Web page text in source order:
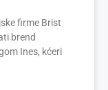
firme Brist
brend
Ines, kćeri